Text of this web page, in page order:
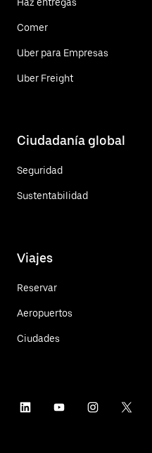
Comer
Uber para Empresas
Uber Freight
Ciudadanía global
Seguridad
Sustentabilidad
Viajes
Reservar
Aeropuertos
Ciudades